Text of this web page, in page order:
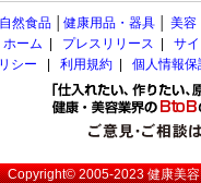
自然食品 健康用品・器具 美容
ホーム
プレスリリース
サ
シー
利用規約 個人情報
Copyright© 2005-2023健康美